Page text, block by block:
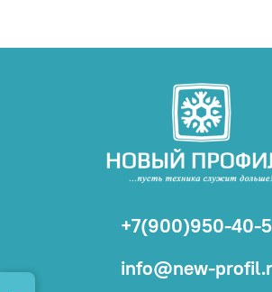
+7(900)950-40-
info@new-